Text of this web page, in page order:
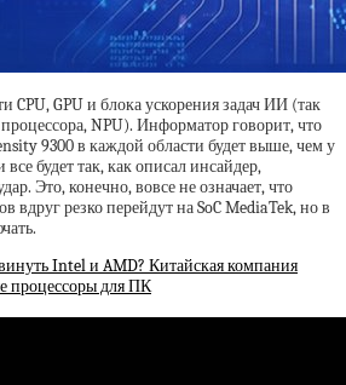
CPU, GPU и блока ускорения задач ИИ (так
NPU). Информатор говорит, что
9300 в каждой области будет выше, чем у
будет так, как описал инсайдер,
Это, конечно, вовсе не означает, что
вдруг резко перейдут на SoC MediaTek, но в
Intel и AMD? Китайская компания
процессоры для ПК